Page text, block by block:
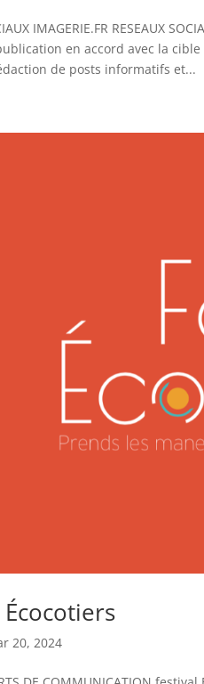
IMAGERIE.FR RESEAUX
en accord avec la
de posts informatifs et...
20, 2024